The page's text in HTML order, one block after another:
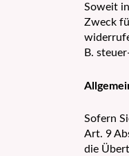
Soweit
Zweck
B.
Sofern
Art. 9
die